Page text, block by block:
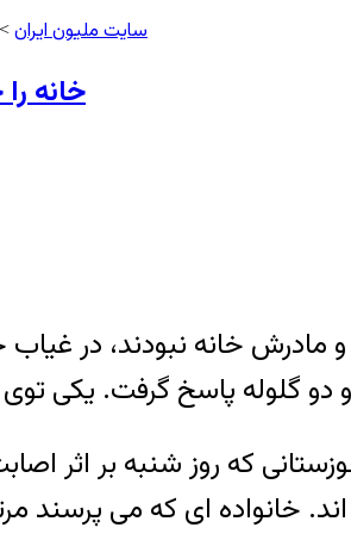
سایت ملیون ایران >
خانه را خراب
مرتضی سویدی می گویند؛ نوجوان ۱۵ساله
اند. خانواده ای که می